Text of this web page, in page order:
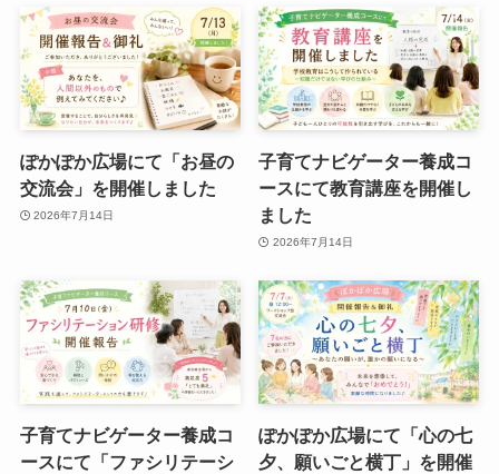
ぽかぽか広場にて「お昼の
交流会」を開催しました
2026年7月14日
子育てナビゲーター養成コ
ースにて教育講座を開催し
ました
2026年7月14日
子育てナビゲーター養成コ
ースにて「ファシリテーシ
ぽかぽか広場にて「心の七
夕、願いごと横丁」を開催